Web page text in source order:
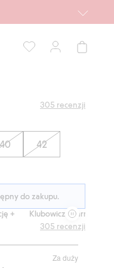
305 recenzji
40 42
do zakupu.
Klubowiczu darmowa
Za duży
305 recenzji